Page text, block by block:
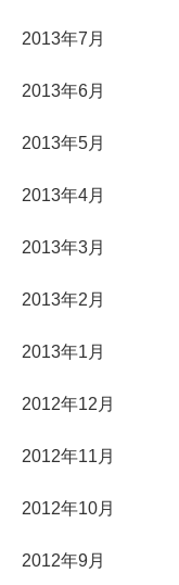
2013年7月
2013年6月
2013年5月
2013年4月
2013年3月
2013年2月
2013年1月
2012年12月
2012年11月
2012年10月
2012年9月